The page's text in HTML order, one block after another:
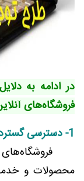
در ادامه به
فروشگاه‌های
1- دسترسی گسترده و بدون محدودیت مکانی
فروشگاه‌های
محصولات و